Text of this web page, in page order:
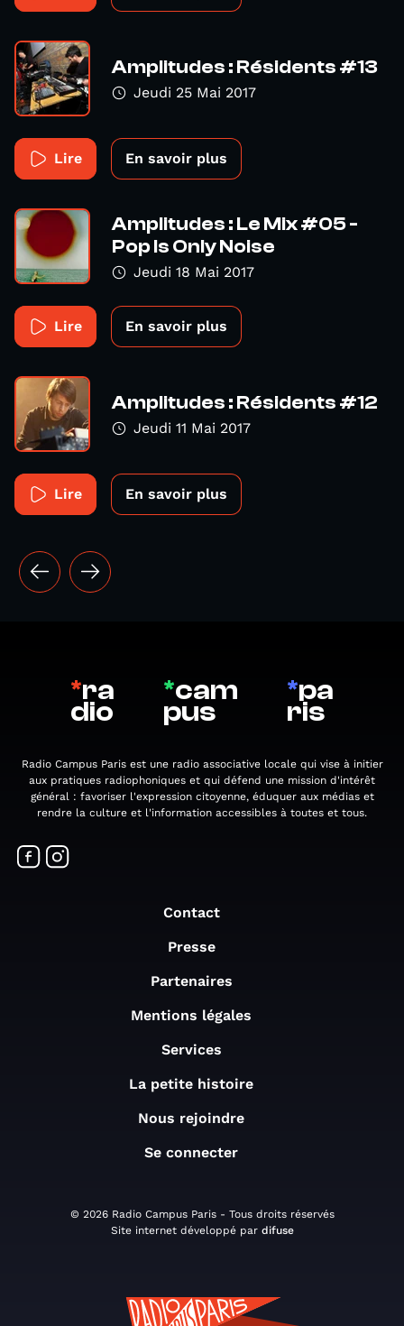
Amplitudes : Résidents #13
Jeudi 25 Mai 2017
Lire En savoir plus
Amplitudes : Le Mix #05 -
Pop Is Only Noise
Jeudi 18 Mai 2017
Lire En savoir plus
Amplitudes : Résidents #12
Jeudi 11 Mai 2017
Lire En savoir plus
*ra
dio
*cam
pus
*pa
ris
Radio Campus Paris est une radio associative locale qui vise à initier
aux pratiques radiophoniques et qui défend une mission d'intérêt
général : favoriser l'expression citoyenne, éduquer aux médias et
rendre la culture et l'information accessibles à toutes et tous.
Contact
Presse
Partenaires
Mentions légales
Services
La petite histoire
Nous rejoindre
Se connecter
© 2026 Radio Campus Paris - Tous droits réservés
Site internet développé par difuse